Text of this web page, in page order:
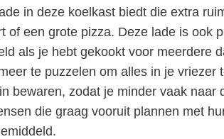
in deze koelkast biedt die extra
of een grote pizza. Deze lade is ook
als je hebt gekookt voor meerdere
te puzzelen om alles in je vriezer
bewaren, zodat je minder vaak
die graag vooruit plannen met